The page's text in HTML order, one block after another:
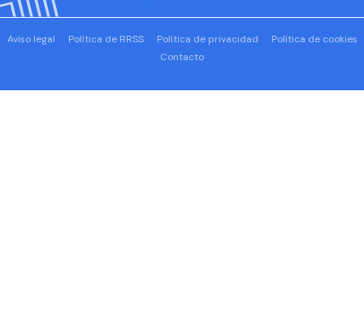
Aviso legal Política de RRSS Política de privacidad
Política de cookies
Contacto